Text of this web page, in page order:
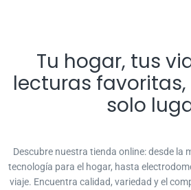
Tu hogar, tus
lecturas
solo
Descubre nuestra tienda online: desde la
tecnología para el hogar, hasta
viaje. Encuentra calidad, variedad y el